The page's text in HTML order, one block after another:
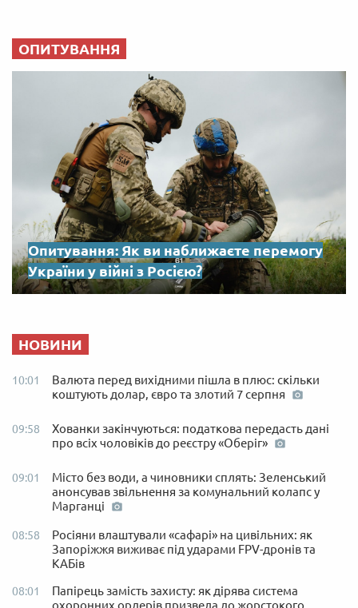
ОПИТУВАННЯ
Опитування: Як ви наближаєте перемогу
України у війні з Росією?
НОВИНИ
10:01
Валюта перед вихідними пішла в плюс: скільки
коштують долар, євро та злотий 7 серпня
09:58
Хованки закінчуються: податкова передасть дані
про всіх чоловіків до реєстру «Оберіг»
09:01
Місто без води, а чиновники сплять: Зеленський
анонсував звільнення за комунальний колапс у
Марганці
08:58
Росіяни влаштували «сафарі» на цивільних: як
Запоріжжя виживає під ударами FPV-дронів та
КАБів
08:01
Папірець замість захисту: як дірява система
охоронних ордерів призвела до жорстокого